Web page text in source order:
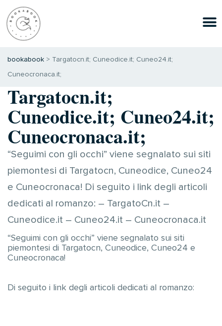
bookabook > Targatocn.it; Cuneodice.it; Cuneo24.it;
Cuneocronaca.it;
Targatocn.it;
Cuneodice.it; Cuneo24.it;
Cuneocronaca.it;
“Seguimi con gli occhi” viene segnalato sui siti
piemontesi di Targatocn, Cuneodice, Cuneo24
e Cuneocronaca! Di seguito i link degli articoli
dedicati al romanzo: – TargatoCn.it –
Cuneodice.it – Cuneo24.it – Cuneocronaca.it
“Seguimi con gli occhi” viene segnalato sui siti
piemontesi di Targatocn, Cuneodice, Cuneo24 e
Cuneocronaca!
Di seguito i link degli articoli dedicati al romanzo: